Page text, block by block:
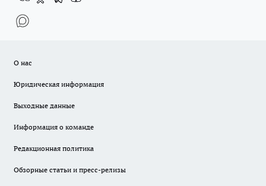
О нас
Юридическая информация
Выходные данные
Информация о команде
Редакционная политика
Обзорные статьи и пресс-релизы